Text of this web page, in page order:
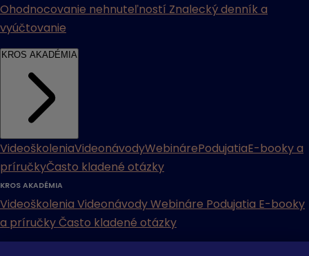
Ohodnocovanie nehnuteľností Znalecký denník a
vyúčtovanie
KROS AKADÉMIA
VideoškoleniaVideonávodyWebinárePodujatiaE-booky a
príručkyČasto kladené otázky
KROS AKADÉMIA
Videoškolenia VideonávodyWebináre Podujatia E-booky
a príručkyČasto kladené otázky